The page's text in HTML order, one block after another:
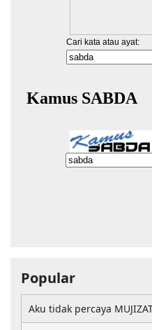
Popular
Aku tidak percaya